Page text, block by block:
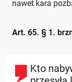
nawet kara
Art. 65. § 1.
Kto